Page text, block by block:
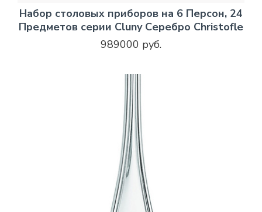
Набор столовых приборов на 6 Персон, 24
Предметов серии Cluny Серебро Christofle
989000 руб.